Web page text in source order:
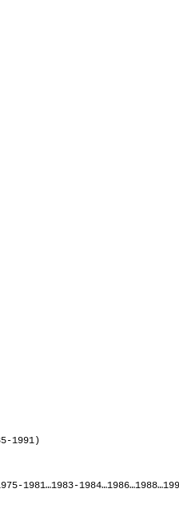
1991)
1981…1983-